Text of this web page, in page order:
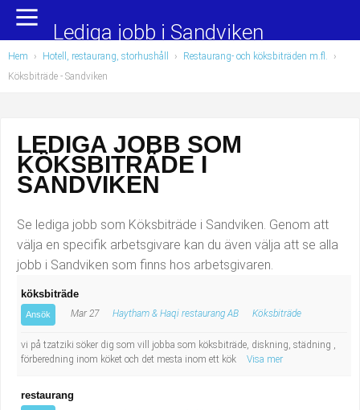
Yrkesområden
Administration, ekonomi, juridik
Chefer och verksamhetsledare
Data/IT
Försäljning, inköp, marknadsföring
Hantverksyrken
Hotell, restaurang, storhushåll
Populära jobb
Undersköterska, hemtjänst och äldreboende
Barnskötare
Lärare i förskola/Förskollärare
Lagerarbetare
Bussförare/Busschaufför
Elevassistent
Lediga jobb i Sandviken
Hem › Hotell, restaurang, storhushåll › Restaurang- och köksbiträden m.fl.
›
Köksbiträde - Sandviken
LEDIGA JOBB SOM
KÖKSBITRÄDE I
SANDVIKEN
Se lediga jobb som Köksbiträde i Sandviken. Genom att
välja en specifik arbetsgivare kan du även välja att se alla
jobb i Sandviken som finns hos arbetsgivaren.
köksbiträde
Ansök Mar 27 Haytham & Haqi restaurang AB Köksbiträde
vi på tzatziki söker dig som vill jobba som köksbiträde, diskning, städning ,
förberedning inom köket och det mesta inom ett kök
Visa mer
restaurang